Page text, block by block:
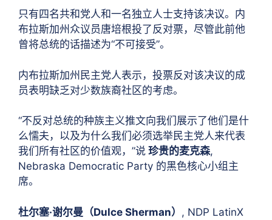
只有四名共和党人和一名独立人士支持该决议。内
布拉斯加州众议员唐培根投了反对票，尽管此前他
曾将总统的话描述为“不可接受”。
内布拉斯加州民主党人表示，投票反对该决议的成
员表明缺乏对少数族裔社区的考虑。
“不反对总统的种族主义推文向我们展示了他们是什
么懦夫，以及为什么我们必须选举民主党人来代表
我们所有社区的价值观，”说 珍贵的麦克森,
Nebraska Democratic Party 的黑色核心小组主
席。
杜尔塞·谢尔曼（Dulce Sherman） , NDP LatinX